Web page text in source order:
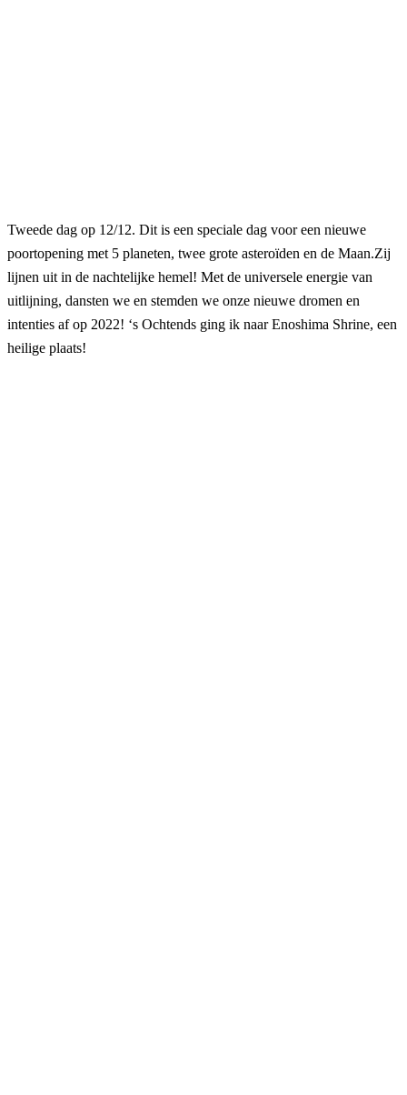
Tweede dag op 12/12. Dit is een speciale dag voor een nieuwe
poortopening met 5 planeten, twee grote asteroïden en de Maan.Zij
lijnen uit in de nachtelijke hemel! Met de universele energie van
uitlijning, dansten we en stemden we onze nieuwe dromen en
intenties af op 2022! ‘s Ochtends ging ik naar Enoshima Shrine, een
heilige plaats!